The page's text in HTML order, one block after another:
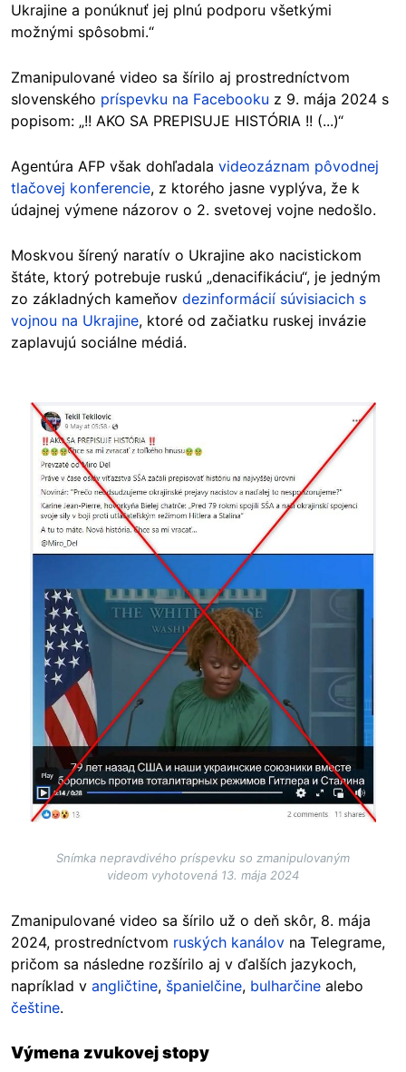
Ukrajine a ponúknuť jej plnú podporu všetkými
možnými spôsobmi.“
Zmanipulované video sa šírilo aj prostredníctvom
slovenského príspevku na Facebooku z 9. mája 2024 s
popisom: „!! AKO SA PREPISUJE HISTÓRIA !! (...)“
Agentúra AFP však dohľadala videozáznam pôvodnej
tlačovej konferencie, z ktorého jasne vyplýva, že k
údajnej výmene názorov o 2. svetovej vojne nedošlo.
Moskvou šírený naratív o Ukrajine ako nacistickom
štáte, ktorý potrebuje ruskú „denacifikáciu“, je jedným
zo základných kameňov dezinformácií súvisiacich s
vojnou na Ukrajine, ktoré od začiatku ruskej invázie
zaplavujú sociálne médiá.
Image
Snímka nepravdivého príspevku so zmanipulovaným
videom vyhotovená 13. mája 2024
Zmanipulované video sa šírilo už o deň skôr, 8. mája
2024, prostredníctvom ruských kanálov na Telegrame,
pričom sa následne rozšírilo aj v ďalších jazykoch,
napríklad v angličtine, španielčine, bulharčine alebo
češtine.
Výmena zvukovej stopy